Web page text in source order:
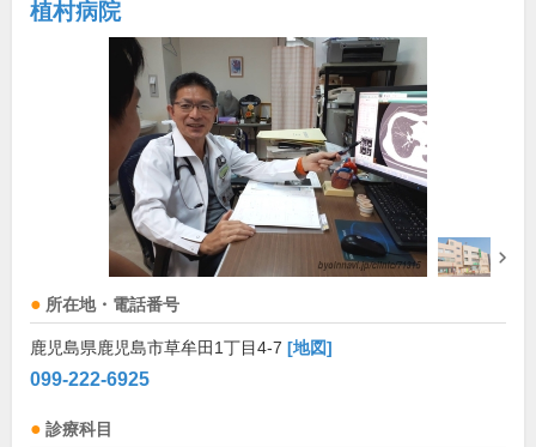
植村病院
所在地・電話番号
鹿児島県鹿児島市草牟田1丁目4-7 [地図]
099-222-6925
診療科目